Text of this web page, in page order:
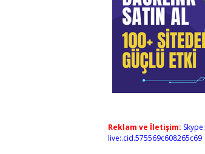
Reklam ve İletişim: Skype:
live:.cid.575569c608265c69